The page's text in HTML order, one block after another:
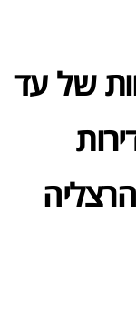
של עד
שקל ל- 3 דירות